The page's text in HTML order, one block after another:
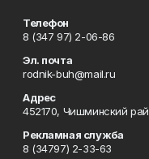
Телефон
8 (347 97) 2-06-86
Эл. почта
rodnik-buh@mail.ru
Адрес
452170, Чишминский
Рекламная служба
8 (34797) 2-33-63